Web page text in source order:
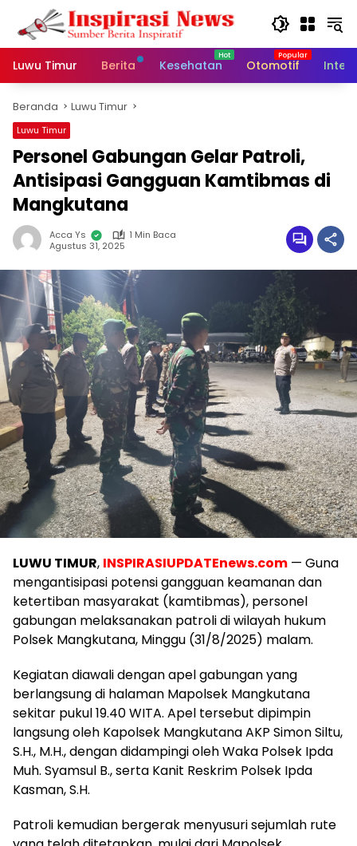
Langsung
konten
Luwu Timur
Berita Kesehatan Otomotif
Beranda Luwu Timur
Luwu Timur
Personel Gabungan Gelar Patroli,
Antisipasi Gangguan Kamtibmas di
Mangkutana
Acca Ys
1 Min Baca
Agustus 31, 2025
LUWU TIMUR, INSPIRASIUPDATEnews.com — Guna
mengantisipasi potensi gangguan keamanan dan
ketertiban masyarakat (kamtibmas), personel
gabungan melaksanakan patroli di wilayah hukum
Polsek Mangkutana, Minggu (31/8/2025) malam.
Kegiatan diawali dengan apel gabungan yang
berlangsung di halaman Mapolsek Mangkutana
sekitar pukul 19.40 WITA. Apel tersebut dipimpin
langsung oleh Kapolsek Mangkutana AKP Simon Siltu,
S.H., M.H., dengan didampingi oleh Waka Polsek Ipda
Muh. Syamsul B., serta Kanit Reskrim Polsek Ipda
Kasman, S.H.
Patroli kemudian bergerak menyusuri sejumlah rute